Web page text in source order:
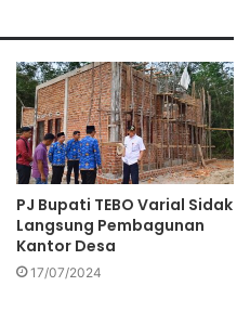
PJ Bupati TEBO Varial Sidak
Langsung Pembagunan
Kantor Desa
17/07/2024